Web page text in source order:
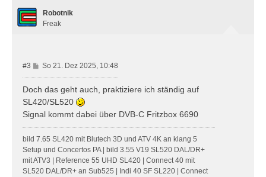
Robotnik
Freak
#3
B
e
i
t
a
g
So 21. Dez 2025, 10:48
Doch das geht auch, praktiziere ich ständig auf
SL420/SL520
Signal kommt dabei über DVB-C Fritzbox 6690
bild 7.65 SL420 mit Blutech 3D und ATV 4K an klang 5
Setup und Concertos PA | bild 3.55 V19 SL520 DAL/DR+
mit ATV3 | Reference 55 UHD SL420 | Connect 40 mit
SL520 DAL/DR+ an Sub525 | Indi 40 SF SL220 | Connect